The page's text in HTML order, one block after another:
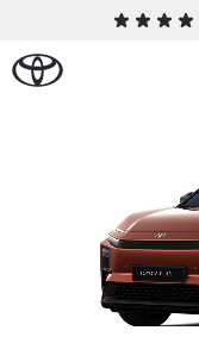
Ons bedrijf
Ons bedrijf
Contact en Route
Occasions